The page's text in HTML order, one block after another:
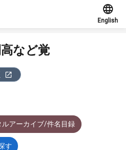
English
など覚
ルアーカイブ/件名目録
す